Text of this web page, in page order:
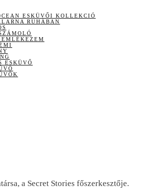
ESKÜVŐI KOLLEKCIÓ
RUHÁBAN
ESKÜVŐ
a Secret Stories főszerkesztője.